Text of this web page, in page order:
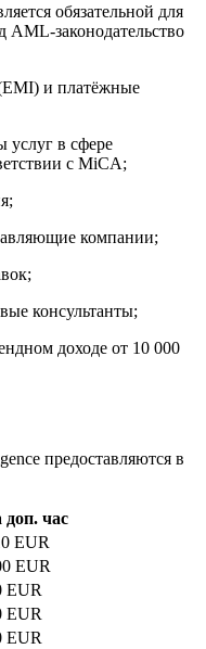
обязательной для
законодательство
и платёжные
услуг в сфере
с MiCA;
компании;
консультанты;
доходе от 10 000
предоставляются в
доп. час
EUR
EUR
EUR
EUR
EUR